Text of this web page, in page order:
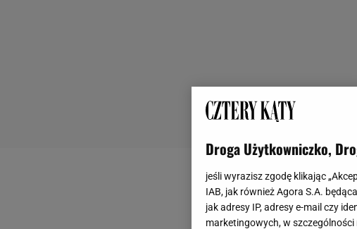
Droga Użytkowniczko,
jeśli wyrazisz zgodę klikając
IAB, jak również Agora S.A.
jak adresy IP, adresy e-mail czy
marketingowych, w